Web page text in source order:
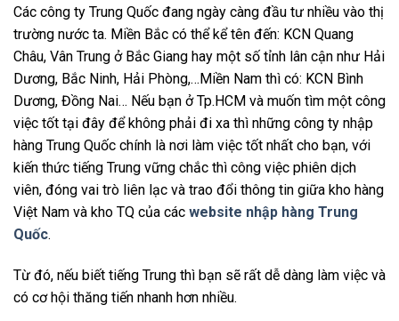
Các công ty Trung Quốc đang ngày càng đầu tư nhiều vào thị
trường nước ta. Miền Bắc có thể kể tên đến: KCN Quang
Châu, Vân Trung ở Bắc Giang hay một số tỉnh lân cận như Hải
Dương, Bắc Ninh, Hải Phòng,…Miền Nam thì có: KCN Bình
Dương, Đồng Nai… Nếu bạn ở Tp.HCM và muốn tìm một công
việc tốt tại đây để không phải đi xa thì những công ty nhập
hàng Trung Quốc chính là nơi làm việc tốt nhất cho bạn, với
kiến thức tiếng Trung vững chắc thì công việc phiên dịch
viên, đóng vai trò liên lạc và trao đổi thông tin giữa kho hàng
Việt Nam và kho TQ của các website nhập hàng Trung
Quốc.
Từ đó, nếu biết tiếng Trung thì bạn sẽ rất dễ dàng làm việc và
có cơ hội thăng tiến nhanh hơn nhiều.